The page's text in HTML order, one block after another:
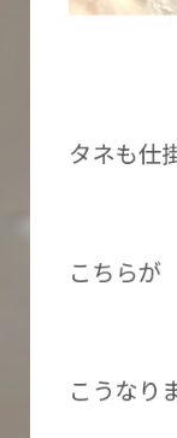
タネも仕
こちらが
こうなり